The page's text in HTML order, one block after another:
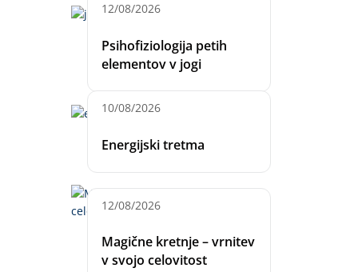
12/08/2026
Psihofiziologija petih
elementov v jogi
10/08/2026
Energijski tretma
12/08/2026
Magične kretnje – vrnitev
v svojo celovitost